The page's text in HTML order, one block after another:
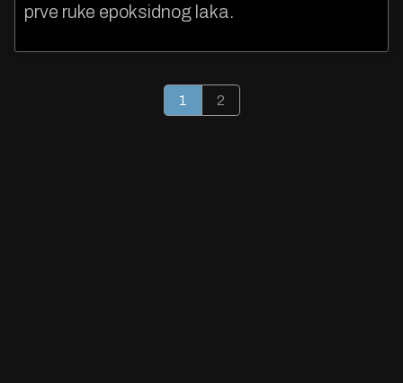
prve ruke epoksidnog laka.
1 2